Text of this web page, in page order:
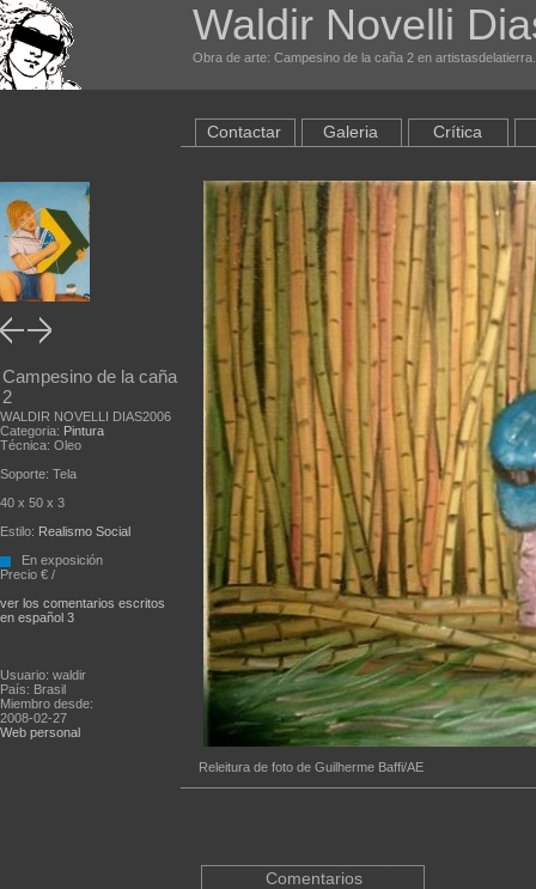
Waldir Novelli
Obra de arte: Campesino de la caña 2 en
Campesino de la caña
2
WALDIR NOVELLI DIAS2006
Categoria: Pintura
Técnica: Oleo
Soporte: Tela
40 x 50 x 3
Estilo: Realismo Social
En exposición
Precio € /
ver los comentarios escritos
en español 3
Usuario: waldir
País: Brasil
Miembro desde:
2008-02-27
Web personal
Contactar Galeria Crítica
Releitura de foto de Guilherme Baffi/AE
Comentarios